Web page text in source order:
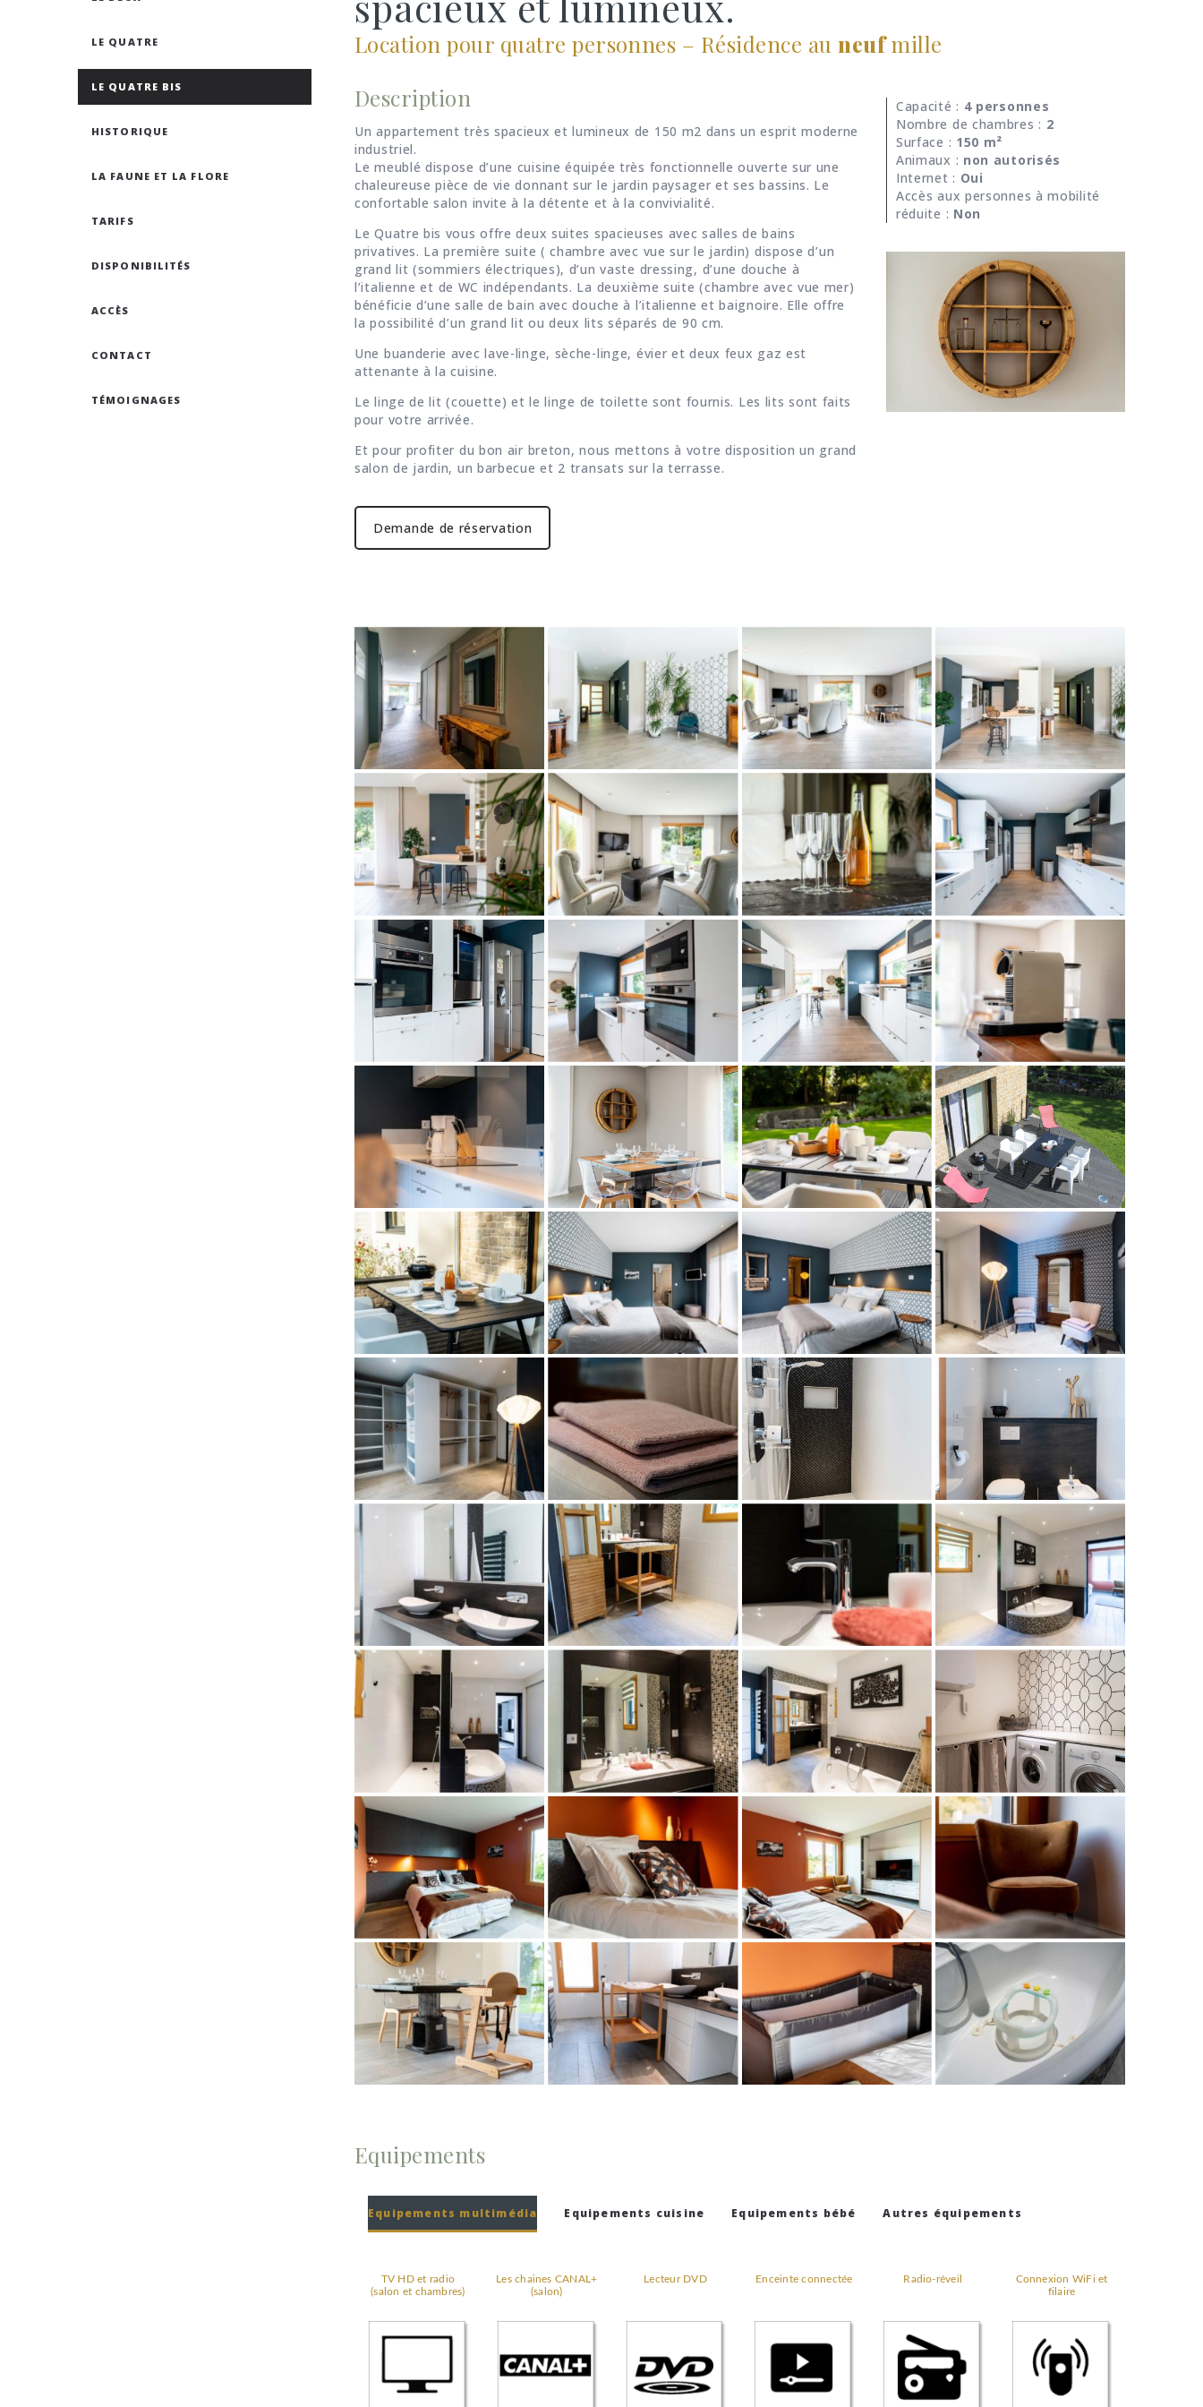
LE QUATRE
LE QUATRE BIS
HISTORIQUE
LA FAUNE ET LA FLORE
TARIFS
DISPONIBILITÉS
ACCÈS
CONTACT
TÉMOIGNAGES
Location pour quatre personnes – Résidence auneufmille
Description
Un appartement très spacieux et lumineux de 150 m2 dans un esprit moderne
industriel.
Le meublé dispose d’une cuisine équipée très fonctionnelle ouverte sur une
chaleureuse pièce de vie donnant sur le jardin paysager et ses bassins. Le
confortable salon invite à la détente et à la convivialité.
Le Quatre bis vous offre deux suites spacieuses avec salles de bains
privatives. La première suite ( chambre avec vue sur le jardin) dispose d’un
grand lit (sommiers électriques), d’un vaste dressing, d’une douche à
l’italienne et de WC indépendants. La deuxième suite (chambre avec vue mer)
bénéficie d’une salle de bain avec douche à l’italienne et baignoire. Elle offre
la possibilité d’un grand lit ou deux lits séparés de 90 cm.
Une buanderie avec lave-linge, sèche-linge, évier et deux feux gaz est
attenante à la cuisine.
Le linge de lit (couette) et le linge de toilette sont fournis. Les lits sont faits
pour votre arrivée.
Et pour profiter du bon air breton, nous mettons à votre disposition un grand
salon de jardin, un barbecue et 2 transats sur la terrasse.
Demande de réservation
Capacité : 4 personnes
Nombre de chambres : 2
Surface : 150 m²
Animaux : non autorisés
Internet : Oui
Accès aux personnes à mobilité
réduite : Non
Equipements
Equipements multimédia Equipements cuisine Equipements bébé Autres équipements
TV HD et radio
(salon et chambres)
Les chaines CANAL+
(salon)
Lecteur DVD Enceinte connectée Radio-réveil
Connexion WiFi et
filaire